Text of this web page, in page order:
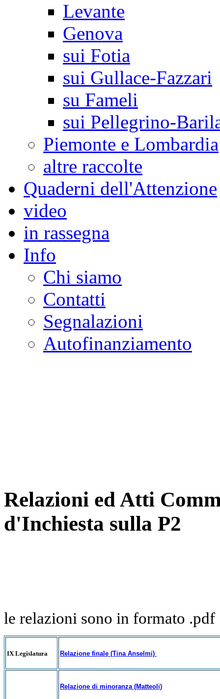
Levante
Genova
sui Fotia
sui Gullace-Fazzari
su Fameli
sui Pellegrino-
Piemonte e Lombardia
altre raccolte
Quaderni dell'Attenzione
video
in rassegna
Info
Chi siamo
Contatti
Segnalazioni
Autofinanziamento
Relazioni ed Atti
d'Inchiesta sulla P2
le relazioni sono in formato .pdf
IX Legislatura Relazione finale (Tina Anselmi)
Relazione di minoranza (Matteoli)